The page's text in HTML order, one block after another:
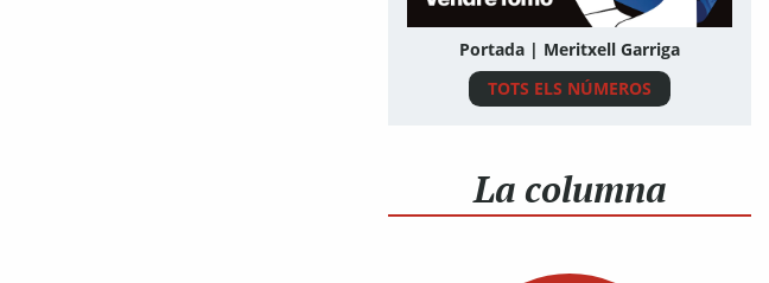
Portada | Meritxell Garriga
TOTS ELS NÚMEROS
La columna